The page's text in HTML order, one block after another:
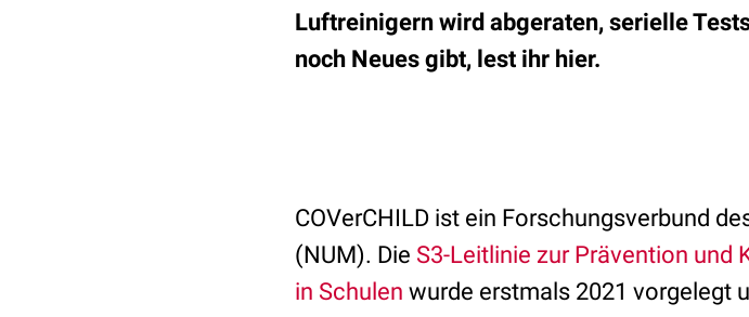
Luftreinigern wird abgeraten, serielle
noch Neues gibt, lest ihr hier.
COVerCHILD ist ein Forschungsverbund
(NUM). Die S3-Leitlinie zur Prävention und
in Schulen wurde erstmals 2021 vorgelegt